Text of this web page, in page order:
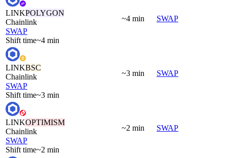
LINKPOLYGON
Chainlink
SWAP
Shift time~4 min
~4 min SWAP
LINKBSC
Chainlink
SWAP
Shift time~3 min
~3 min SWAP
LINKOPTIMISM
Chainlink
SWAP
Shift time~2 min
~2 min SWAP